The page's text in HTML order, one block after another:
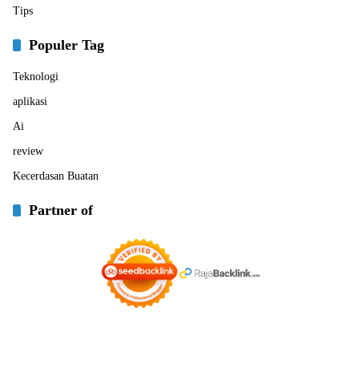
Tips
Populer Tag
Teknologi
aplikasi
Ai
review
Kecerdasan Buatan
Partner of